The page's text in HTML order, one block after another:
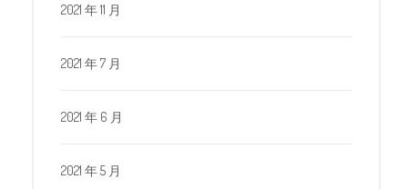
2021 年 11 月
2021 年 7 月
2021 年 6 月
2021 年 5 月